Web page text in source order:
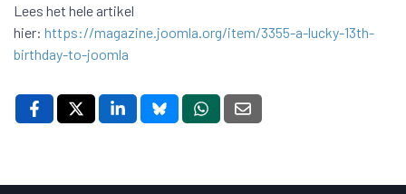
Lees het hele artikel
hier: https://magazine.joomla.org/item/3355-a-lucky-13th-
birthday-to-joomla